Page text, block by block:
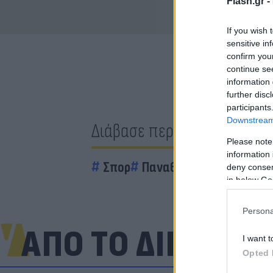
If you wish
sensitive
confirm
continue
information
further
Please
information
deny
in below
I want
Opted
Διάβασε περισσότερα
Σπορ Παναθηναϊκός ΤΣΣΚΑ
ΑΠΟ ΤΟ ΔΙΚΤΥΟ